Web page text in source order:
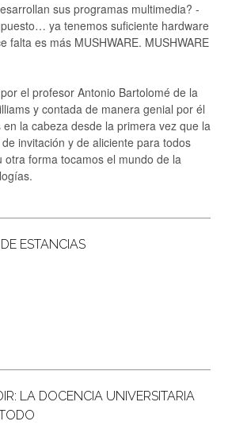
sus programas multimedia? -
ya tenemos suficiente hardware
falta es más MUSHWARE. MUSHWARE
el profesor Antonio Bartolomé de la
y contada de manera genial por él
la cabeza desde la primera vez que la
invitación y de aliciente para todos
otra forma tocamos el mundo de la
ESTANCIAS
LA DOCENCIA UNIVERSITARIA